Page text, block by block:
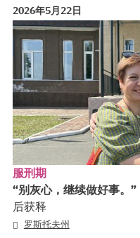
2026年5月22日
服刑期
“别灰心，继续做好事。”
后获释
罗斯托夫州